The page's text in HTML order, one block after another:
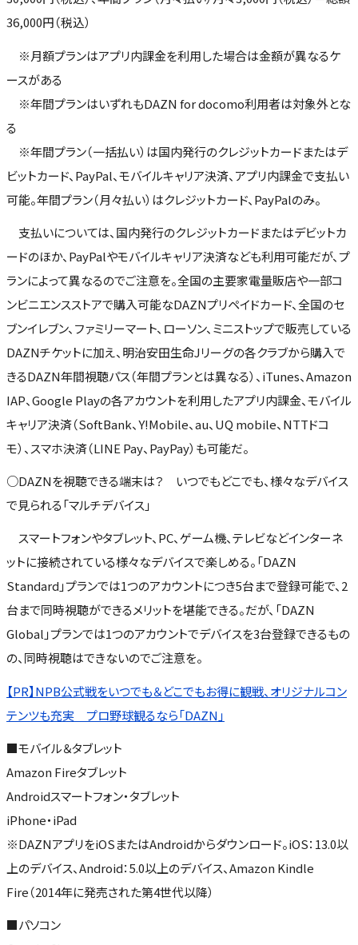
36,000円（税込）
※月額プランはアプリ内課金を利用した場合は金額が異なるケ
ースがある
※年間プランはいずれもDAZN for docomo利用者は対象外とな
る
※年間プラン（一括払い）は国内発行のクレジットカードまたはデ
ビットカード、PayPal、モバイルキャリア決済、アプリ内課金で支払い
可能。年間プラン（月々払い）はクレジットカード、PayPalのみ。
支払いについては、国内発行のクレジットカードまたはデビットカ
ードのほか、PayPalやモバイルキャリア決済なども利用可能だが、プ
ランによって異なるのでご注意を。全国の主要家電量販店や一部コ
ンビニエンスストアで購入可能なDAZNプリペイドカード、全国のセ
ブンイレブン、ファミリーマート、ローソン、ミニストップで販売している
DAZNチケットに加え、明治安田生命Jリーグの各クラブから購入で
きるDAZN年間視聴パス（年間プランとは異なる）、iTunes、Amazon
IAP、Google Playの各アカウントを利用したアプリ内課金、モバイル
キャリア決済（SoftBank、Y!Mobile、au、UQ mobile、NTTドコ
モ）、スマホ決済（LINE Pay、PayPay）も可能だ。
○DAZNを視聴できる端末は？ いつでもどこでも、様々なデバイス
で見られる「マルチデバイス」
スマートフォンやタブレット、PC、ゲーム機、テレビなどインターネ
ットに接続されている様々なデバイスで楽しめる。「DAZN
Standard」プランでは1つのアカウントにつき5台まで登録可能で、2
台まで同時視聴ができるメリットを堪能できる。だが、「DAZN
Global」プランでは1つのアカウントでデバイスを3台登録できるもの
の、同時視聴はできないのでご注意を。
【PR】NPB公式戦をいつでも＆どこでもお得に観戦、オリジナルコン
テンツも充実 プロ野球観るなら「DAZN」
■モバイル＆タブレット
Amazon Fireタブレット
Androidスマートフォン・タブレット
iPhone・iPad
※DAZNアプリをiOSまたはAndroidからダウンロード。iOS：13.0以
上のデバイス、Android：5.0以上のデバイス、Amazon Kindle
Fire（2014年に発売された第4世代以降）
■パソコン